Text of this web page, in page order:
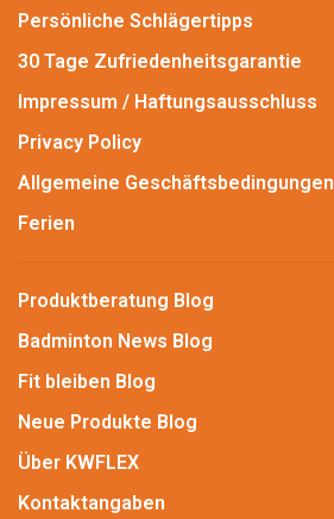
Persönliche Schlägertipps
30 Tage Zufriedenheitsgarantie
Impressum / Haftungsausschluss
Privacy Policy
Allgemeine Geschäftsbedingungen
Ferien
Produktberatung Blog
Badminton News Blog
Fit bleiben Blog
Neue Produkte Blog
Über KWFLEX
Kontaktangaben